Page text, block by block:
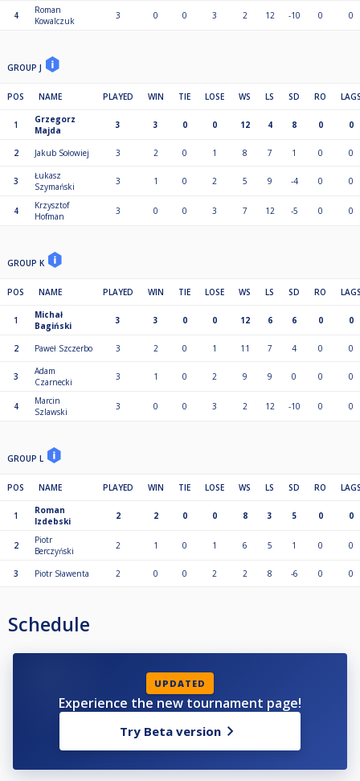
4
Roman
Kowalczuk
3 0 0 3 2 12 -10 0 0
GROUP J
POS NAME PLAYED WIN TIE LOSE WS LS SD RO
1
Grzegorz
Majda
3 3 0 0 12 4 8 0 0
2 Jakub Sołowiej 3 2 0 1 8 7 1 0 0
3
Łukasz
Szymański
3 1 0 2 5 9 -4 0 0
4
Krzysztof
Hofman
3 0 0 3 7 12 -5 0 0
GROUP K
POS NAME PLAYED WIN TIE LOSE WS LS SD RO
1
Michał
Bagiński
3 3 0 0 12 6 6 0 0
2 Paweł Szczerbo 3 2 0 1 11 7 4 0 0
3
Adam
Czarnecki
3 1 0 2 9 9 0 0 0
4
Marcin
Szlawski
3 0 0 3 2 12 -10 0 0
GROUP L
POS NAME PLAYED WIN TIE LOSE WS LS SD RO
1
Roman
Izdebski
2 2 0 0 8 3 5 0 0
2
Piotr
Berczyński
2 1 0 1 6 5 1 0 0
3 Piotr Sławenta 2 0 0 2 2 8 -6 0 0
Schedule
UPDATED
Experience the new tournament page!
Try Beta version